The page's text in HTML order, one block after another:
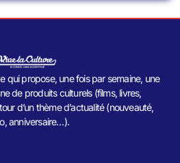
qui propose, une fois par semaine, une
de produits culturels (films, livres,
d’un thème d’actualité (nouveauté,
anniversaire…).